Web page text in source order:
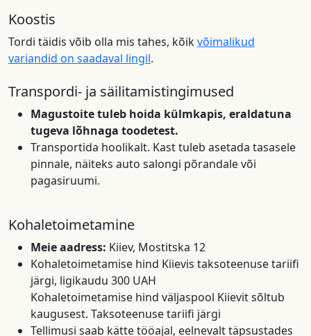
Koostis
Tordi täidis võib olla mis tahes, kõikvõimalikud
variandid on saadaval lingil.
Transpordi- ja säilitamistingimused
Magustoite tuleb hoida külmkapis, eraldatuna
tugeva lõhnaga toodetest.
Transportida hoolikalt. Kast tuleb asetada tasasele
pinnale, näiteks auto salongi põrandale või
pagasiruumi.
Kohaletoimetamine
Meie aadress: Kiiev, Mostitska 12
Kohaletoimetamise hind Kiievis taksoteenuse tariifi
järgi, ligikaudu 300 UAH
Kohaletoimetamise hind väljaspool Kiievit sõltub
kaugusest. Taksoteenuse tariifi järgi
Tellimusi saab kätte tööajal, eelnevalt täpsustades